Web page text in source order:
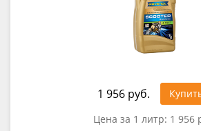
1 956 руб.
Цена за 1 литр: 1 956